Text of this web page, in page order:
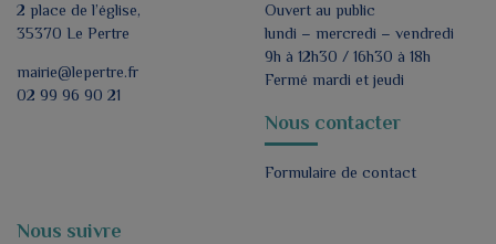
2 place de l’église,
35370 Le Pertre
mairie@lepertre.fr
02 99 96 90 21
Ouvert au public
lundi – mercredi – vendredi
9h à 12h30 / 16h30 à 18h
Fermé mardi et jeudi
Nous contacter
Formulaire de contact
Nous suivre